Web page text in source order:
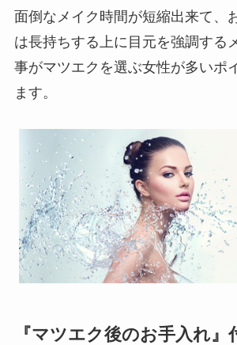
面倒なメイク時間が短縮出来て、
は長持ちする上に目元を強調する
事がマツエクを選ぶ女性が多いポ
ます。
『マツエク後のお手入れ』